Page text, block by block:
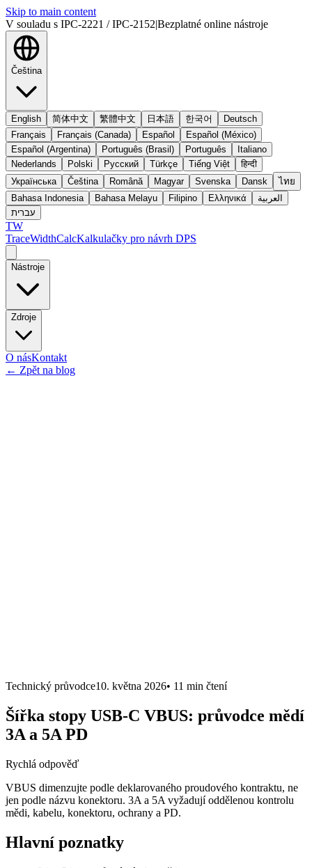
Skip to main content
V souladu s IPC-2221 / IPC-2152|Bezplatné online nástroje
Čeština
English 简体中文 繁體中文 日本語 한국어
Deutsch
Français
Français (Canada) Español
Español (México)
Español (Argentina)
Português (Brasil) Português
Italiano
Nederlands
Polski Русский Türkçe Tiếng Việt
हिन्दी
Українська
Čeština Română Magyar Svenska Dansk
ไทย
Bahasa Indonesia
Bahasa Melayu Filipino Ελληνικά
العربية
עברית
TW
TraceWidthCalcKalkulačky pro návrh DPS
Nástroje
Zdroje
O násKontakt
← Zpět na blog
Technický průvodce10. května 2026• 11 min čtení
Šířka stopy USB-C VBUS: průvodce mědí
3A a 5A PD
Rychlá odpověď
VBUS dimenzujte podle deklarovaného proudového kontraktu, ne
jen podle názvu konektoru. 3A a 5A vyžadují oddělenou kontrolu
mědi, kabelu, konektoru, ochrany a PD.
Hlavní poznatky